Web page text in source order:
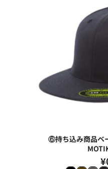
⑥持ち込み商品ベ